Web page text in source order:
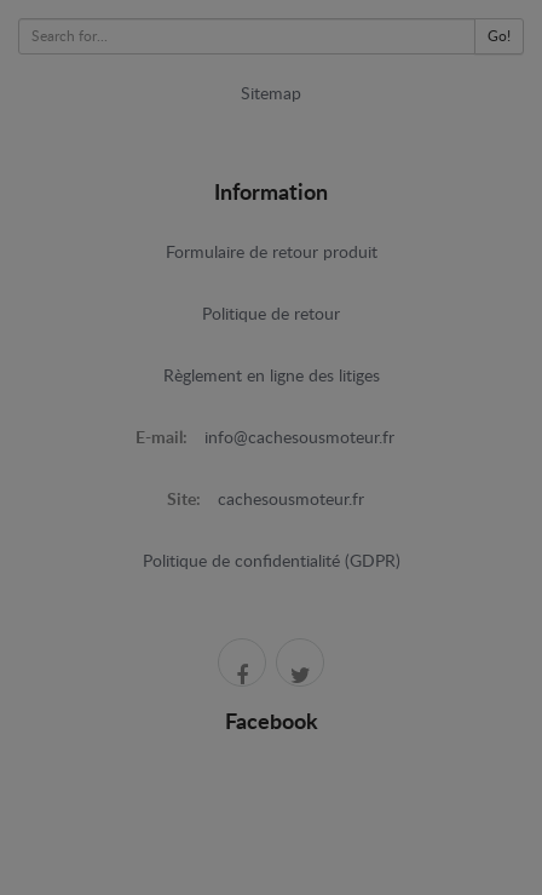
Go!
Sitemap
Information
Formulaire de retour produit
Politique de retour
Règlement en ligne des litiges
E-mail: info@cachesousmoteur.fr
Site: cachesousmoteur.fr
Politique de confidentialité (GDPR)
Facebook